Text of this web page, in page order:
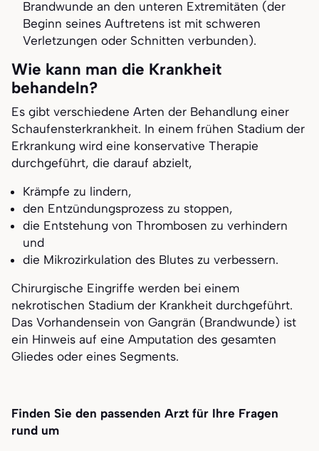
Brandwunde an den unteren Extremitäten (der
Beginn seines Auftretens ist mit schweren
Verletzungen oder Schnitten verbunden).
Wie kann man die Krankheit
behandeln?
Es gibt verschiedene Arten der Behandlung einer
Schaufensterkrankheit. In einem frühen Stadium der
Erkrankung wird eine konservative Therapie
durchgeführt, die darauf abzielt,
Krämpfe zu lindern,
den Entzündungsprozess zu stoppen,
die Entstehung von Thrombosen zu verhindern
und
die Mikrozirkulation des Blutes zu verbessern.
Chirurgische Eingriffe werden bei einem
nekrotischen Stadium der Krankheit durchgeführt.
Das Vorhandensein von Gangrän (Brandwunde) ist
ein Hinweis auf eine Amputation des gesamten
Gliedes oder eines Segments.
Finden Sie den passenden Arzt für Ihre Fragen
rund um